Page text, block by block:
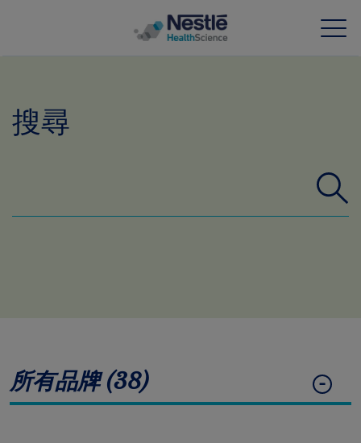
我們的專業
Contact revamp
Contact Us 聯絡我們
搜尋
所有品牌 (38)